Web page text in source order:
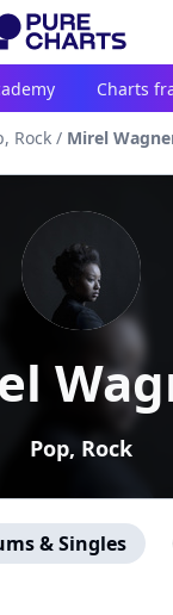
Charts
Rock / Mirel
Pop, Rock
& Singles